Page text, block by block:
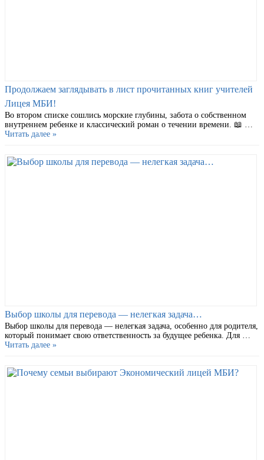
Продолжаем заглядывать в лист прочитанных книг учителей
Лицея МБИ!
Во втором списке сошлись морские глубины, забота о собственном
внутреннем ребенке и классический роман о течении времени. 📖 …
Читать далее »
Выбор школы для перевода — нелегкая задача…
Выбор школы для перевода — нелегкая задача, особенно для родителя,
который понимает свою ответственность за будущее ребенка. Для …
Читать далее »